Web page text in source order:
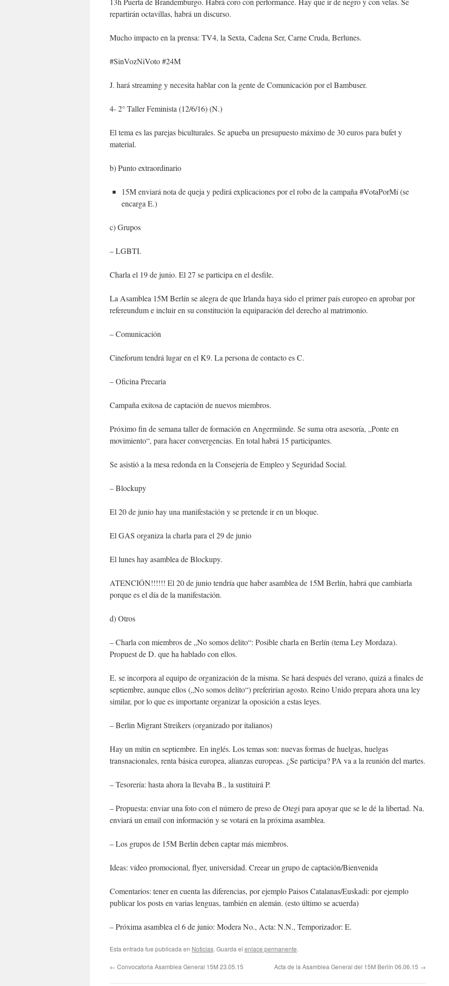
repartirán octavillas, habrá un discurso.
Mucho impacto en la prensa: TV4, la Sexta, Cadena Ser, Carne Cruda, Berlunes.
#SinVozNiVoto #24M
J. hará streaming y necesita hablar con la gente de Comunicación por el Bambuser.
4- 2° Taller Feminista (12/6/16) (N.)
El tema es las parejas biculturales. Se apueba un presupuesto máximo de 30 euros para bufet y
material.
b) Punto extraordinario
15M enviará nota de queja y pedirá explicaciones por el robo de la campaña #VotaPorMí (se
encarga E.)
c) Grupos
– LGBTI.
Charla el 19 de junio. El 27 se participa en el desfile.
La Asamblea 15M Berlín se alegra de que Irlanda haya sido el primer país europeo en aprobar por
refereundum e incluir en su constitución la equiparación del derecho al matrimonio.
– Comunicación
Cineforum tendrá lugar en el K9. La persona de contacto es C.
– Oficina Precaria
Campaña exitosa de captación de nuevos miembros.
Próximo fin de semana taller de formación en Angermünde. Se suma otra asesoría, „Ponte en
movimiento“, para hacer convergencias. En total habrá 15 participantes.
Se asistió a la mesa redonda en la Consejería de Empleo y Seguridad Social.
– Blockupy
El 20 de junio hay una manifestación y se pretende ir en un bloque.
El GAS organiza la charla para el 29 de junio
El lunes hay asamblea de Blockupy.
ATENCIÓN!!!!!! El 20 de junio tendría que haber asamblea de 15M Berlín, habrá que cambiarla
porque es el día de la manifestación.
d) Otros
– Charla con miembros de „No somos delito“: Posible charla en Berlín (tema Ley Mordaza).
Propuest de D. que ha hablado con ellos.
E. se incorpora al equipo de organización de la misma. Se hará después del verano, quizá a finales de
septiembre, aunque ellos („No somos delito“) preferirían agosto. Reino Unido prepara ahora una ley
similar, por lo que es importante organizar la oposición a estas leyes.
– Berlin Migrant Streikers (organizado por italianos)
Hay un mítin en septiembre. En inglés. Los temas son: nuevas formas de huelgas, huelgas
transnacionales, renta básica europea, alianzas europeas. ¿Se participa? PA va a la reunión del martes.
– Tesorería: hasta ahora la llevaba B., la sustituirá P.
– Propuesta: enviar una foto con el número de preso de Otegi para apoyar que se le dé la libertad. Na.
enviará un email con información y se votará en la próxima asamblea.
– Los grupos de 15M Berlín deben captar más miembros.
Ideas: vídeo promocional, flyer, universidad. Creear un grupo de captación/Bienvenida
Comentarios: tener en cuenta las diferencias, por ejemplo Paisos Catalanas/Euskadi: por ejemplo
publicar los posts en varias lenguas, también en alemán. (esto último se acuerda)
– Próxima asamblea el 6 de junio: Modera No., Acta: N.N., Temporizador: E.
Esta entrada fue publicada en Noticias. Guarda el enlace permanente.
← Convocatoria Asamblea General 15M 23.05.15 Acta de la Asamblea General del 15M Berlín 06.06.15 →